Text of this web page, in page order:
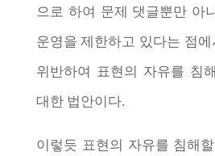
으로 하여 문제 댓글뿐만 아
운영을 제한하고 있다는 점
위반하여 표현의 자유를 침
대한 법안이다.
이렇듯 표현의 자유를 침해